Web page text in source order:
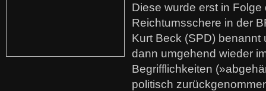
Diese wurde erst in
Reichtumsschere in der
Kurt Beck (SPD)
dann umgehend wieder
Begrifflichkeiten
politisch